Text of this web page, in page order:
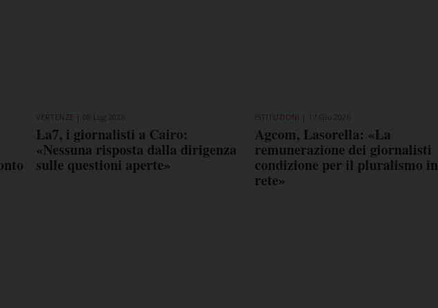
VERTENZE
La7, i giornalisti a Cairo:
«Nessuna risposta dalla dirigenza
sulle questioni aperte»
ISTITUZIONI
Agcom, Lasorella: «La
remunerazione dei giornalisti
condizione per il pluralismo in
rete»